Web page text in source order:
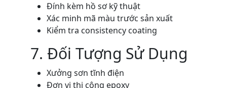
Đính kèm hồ sơ kỹ thuật
Xác minh mã màu trước sản xuất
Kiểm tra consistency coating
7. Đối Tượng Sử Dụng
Xưởng sơn tĩnh điện
Đơn vị thi công epoxy